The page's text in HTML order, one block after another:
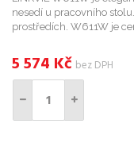
nesedí u pracovního
prostředích. W611W je
5 574 Kč bez DPH